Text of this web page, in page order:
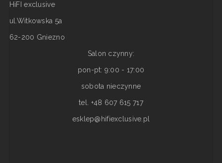
HiFI exclusive
ul.Witkowska 5a
62-200 Gniezno
Salon czynny:
pon-pt: 9:00 - 17:00
sobota nieczynne
tel. +48 607 615 717
esklep@hifiexclusive.pl